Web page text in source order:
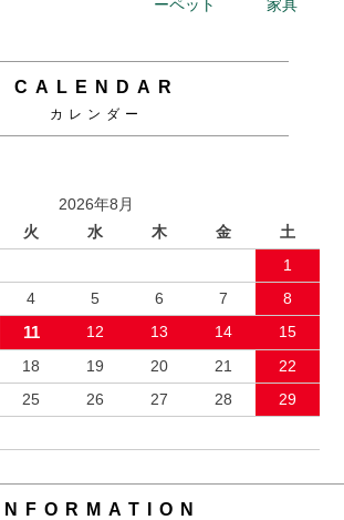
CALENDAR
カレンダー
2026年8月
火 水 木 金
土
1
4 5 6 7
8
11 12 13 14
15
18 19 20 21
22
25 26 27 28
29
INFORMATION